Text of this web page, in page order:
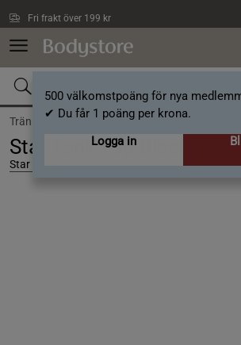
Fri frakt över 199 kr
500 välkomstpoäng för nya
✔ Du får 1 poäng per krona.
Logga in
Träning / Träningskläder dam /Toppar & Linnen
Star Tank Top Black L
Star Wear